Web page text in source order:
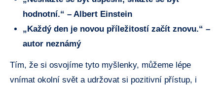
hodnotní.“ – Albert Einstein
„Každý den je novou příležitostí začít znovu.“ –
autor neznámý
Tím, že si osvojíme tyto myšlenky, můžeme lépe
vnímat okolní svět a udržovat si pozitivní přístup, i